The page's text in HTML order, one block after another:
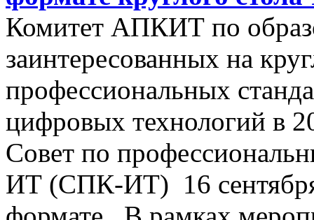
Комитет АПКИТ по
заинтересованных на
профессиональных
цифровых технологий в
Совет по
ИТ (СПК-ИТ) 16 сентября